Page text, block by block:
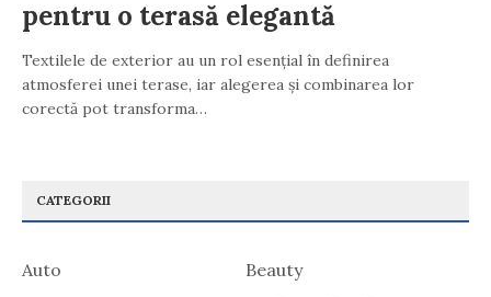
pentru o terasă elegantă
Textilele de exterior au un rol esențial în definirea
atmosferei unei terase, iar alegerea și combinarea lor
corectă pot transforma…
CATEGORII
Auto
Beauty